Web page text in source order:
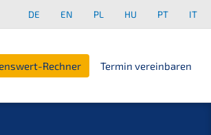
DE EN PL HU PT IT
Rechner Termin verein­ba­ren